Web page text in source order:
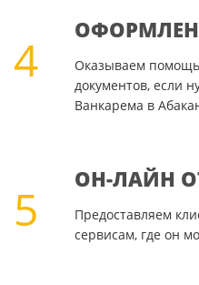
4
Оказываем
документов, если
Ванкарема в
5
ОН-ЛАЙН
Предоставляем
сервисам, где он